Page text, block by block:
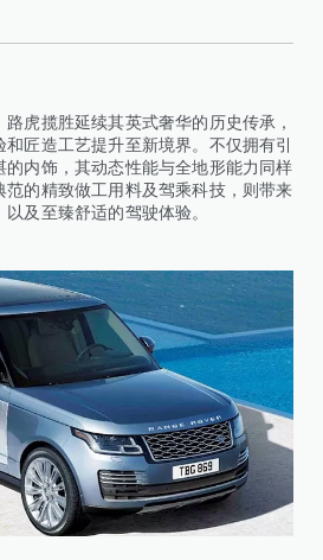
虎揽胜延续其英式奢华的历史传承，
匠造工艺提升至新境界。不仅拥有引
的内饰，其动态性能与全地形能力同样
的精致做工用料及驾乘科技，则带来
及至臻舒适的驾驶体验。